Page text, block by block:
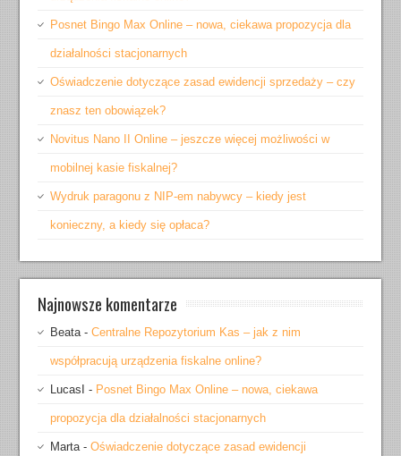
Posnet Bingo Max Online – nowa, ciekawa propozycja dla
działalności stacjonarnych
Oświadczenie dotyczące zasad ewidencji sprzedaży – czy
znasz ten obowiązek?
Novitus Nano II Online – jeszcze więcej możliwości w
mobilnej kasie fiskalnej?
Wydruk paragonu z NIP-em nabywcy – kiedy jest
konieczny, a kiedy się opłaca?
Najnowsze komentarze
Beata-Centralne Repozytorium Kas – jak z nim
współpracują urządzenia fiskalne online?
LucasI - Posnet Bingo Max Online – nowa, ciekawa
propozycja dla działalności stacjonarnych
Marta-Oświadczenie dotyczące zasad ewidencji